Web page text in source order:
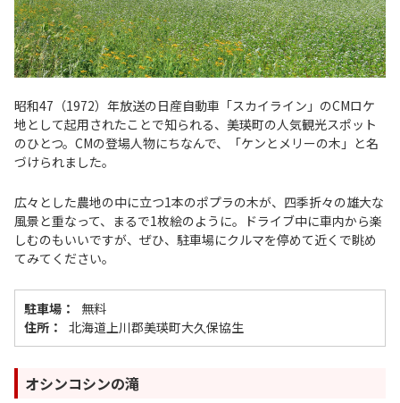
昭和47（1972）年放送の日産自動車「スカイライン」のCMロケ
地として起用されたことで知られる、美瑛町の人気観光スポット
のひとつ。CMの登場人物にちなんで、「ケンとメリーの木」と名
づけられました。
広々とした農地の中に立つ1本のポプラの木が、四季折々の雄大な
風景と重なって、まるで1枚絵のように。ドライブ中に車内から楽
しむのもいいですが、ぜひ、駐車場にクルマを停めて近くで眺め
てみてください。
駐車場：
無料
住所：
北海道上川郡美瑛町大久保協生
オシンコシンの滝